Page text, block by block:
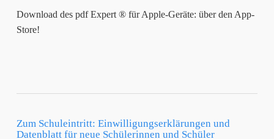
Download des pdf Expert ® für Apple-Geräte: über den App-
Store!
Zum Schuleintritt: Einwilligungserklärungen und
Datenblatt für neue Schülerinnen und Schüler